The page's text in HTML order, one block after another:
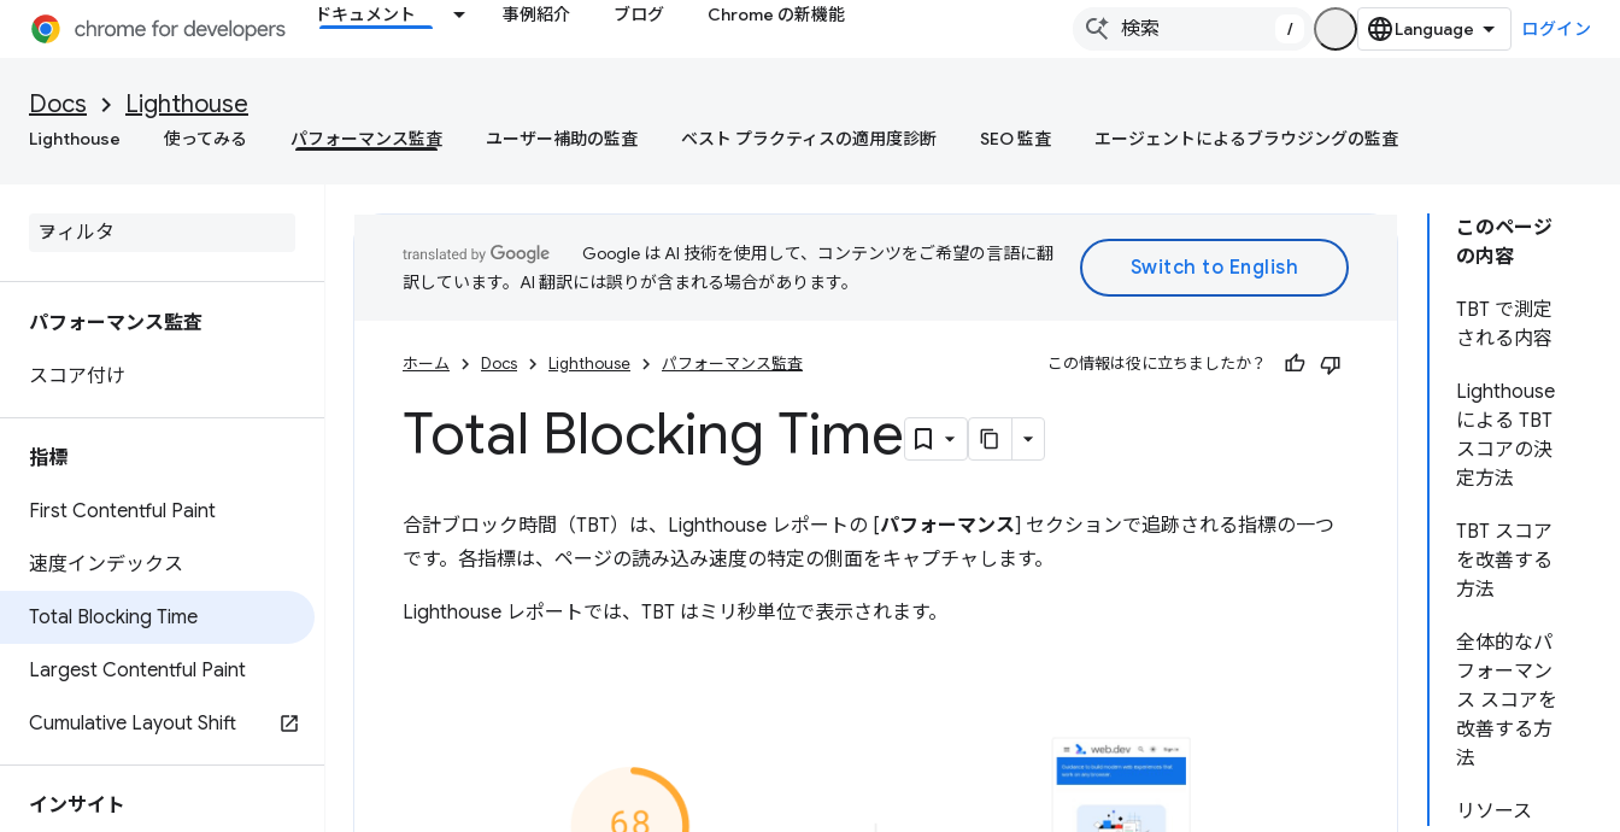
ドキュメント 事例紹介 ブログ Chrome の新機能
/ ログイン
Docs Lighthouse
Lighthouse 使ってみる パフォーマンス監査 ユーザー補助の監査 ベスト プラクティスの適用度診断 SEO 監査 エージェントによるブラウジングの監査
パフォーマンス監査
スコア付け
指標
First Contentful Paint
速度インデックス
Total Blocking Time
Largest Contentful Paint
Cumulative Layout Shift
インサイト
このページ
の内容
TBT で測定
される内容
Lighthouse
による TBT
スコアの決
定方法
TBT スコア
を改善する
方法
全体的なパ
フォーマン
ス スコアを
改善する方
法
リソース
Google は AI 技術を使用して、コンテンツをご希望の言語に翻
訳しています。AI 翻訳には誤りが含まれる場合があります。
ホーム Docs Lighthouse パフォーマンス監査 この情報は役に立ちましたか？
Total Blocking Time
合計ブロック時間（TBT）は、Lighthouse レポートの [パフォーマンス] セクションで追跡される指標の一つ
です。各指標は、ページの読み込み速度の特定の側面をキャプチャします。
Lighthouse レポートでは、TBT はミリ秒単位で表示されます。